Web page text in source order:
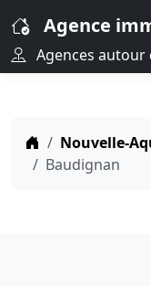
Agence
Agences autour
Nouvelle-
Baudignan